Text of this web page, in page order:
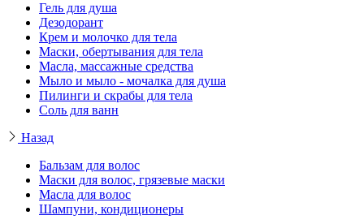
Гель для душа
Дезодорант
Крем и молочко для тела
Маски, обертывания для тела
Масла, массажные средства
Мыло и мыло - мочалка для душа
Пилинги и скрабы для тела
Соль для ванн
Назад
Бальзам для волос
Маски для волос, грязевые маски
Масла для волос
Шампуни, кондиционеры